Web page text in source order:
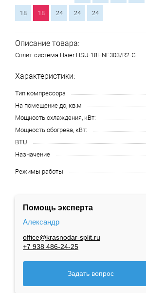
18 18 24 24 24
Описание товара:
Сплит-система Haier HSU-18HNF303/R2-G
Характеристики:
Тип компрессора
На помещение до, кв.м
Мощность охлаждения, кВт:
Мощность обогрева, кВт:
BTU
Назначение
Режимы работы
Помощь эксперта
Александр
office@krasnodar-split.ru
+7 938 486-24-25
Задать вопрос